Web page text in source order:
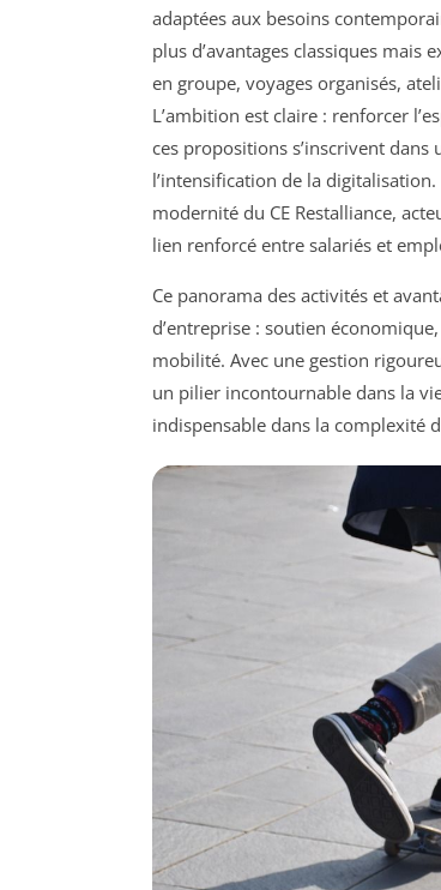
adaptées aux besoins
plus d’avantages classiques
en groupe, voyages organisés,
L’ambition est claire : renforcer
ces propositions s’inscrivent dans
l’intensification de la
modernité du CE Restalliance,
lien renforcé entre salariés et
Ce panorama des activités et
d’entreprise : soutien
mobilité. Avec une gestion
un pilier incontournable dans la
indispensable dans la complexité